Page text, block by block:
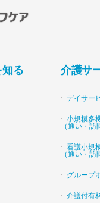
る 介護サ
デイサー
小規模多
（通い・訪
看護小規
（通い・
グループ
介護付有